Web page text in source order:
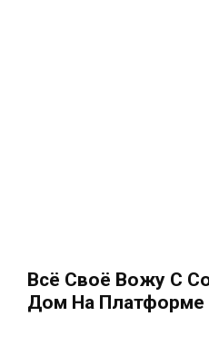
Всё Своё Вожу С
Дом На Платформе